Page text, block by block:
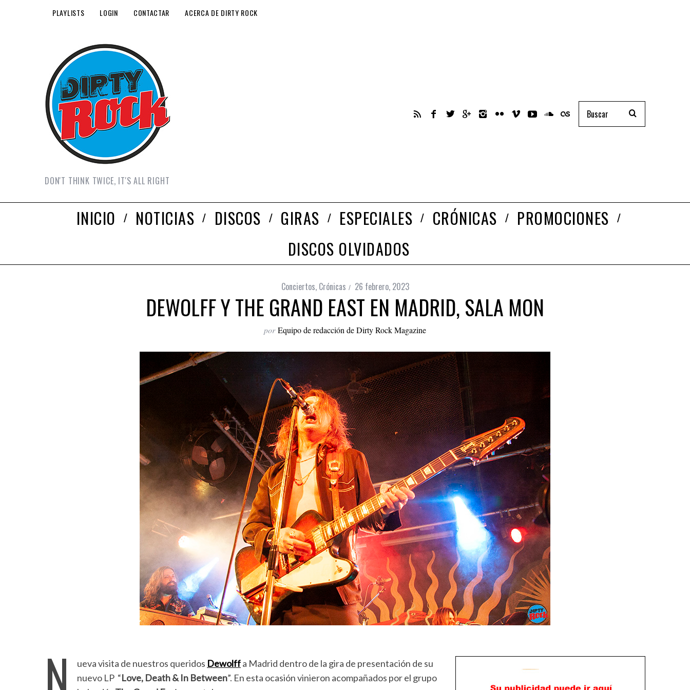
PLAYLISTS LOGIN CONTACTAR ACERCA DE DIRTY ROCK
DON'T THINK TWICE, IT'S ALL RIGHT
INICIO NOTICIAS DISCOS GIRAS ESPECIALES CRÓNICAS
PROMOCIONES
DISCOS OLVIDADOS
Conciertos, Crónicas 26 febrero, 2023
DEWOLFF Y THE GRAND EAST EN MADRID, SALA MON
por Equipo de redacción de Dirty Rock Magazine
N ueva visita de nuestros queridos Dewolffa Madrid dentro de la gira de presentación de su
nuevo LP “Love, Death & In Between”. En esta ocasión vinieron acompañados por el grupo